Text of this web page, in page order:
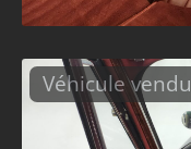
Véhicule vendu